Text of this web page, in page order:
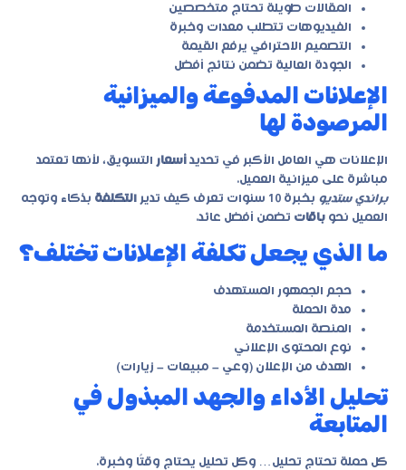
المقالات طويلة تحتاج متخصصين
الفيديوهات تتطلب معدات وخبرة
التصميم الاحترافي يرفع القيمة
الجودة العالية تضمن نتائج أفضل
الإعلانات المدفوعة والميزانية
المرصودة لها
الإعلانات هي العامل الأكبر في تحديد أسعار التسويق، لأنها تعتمد
مباشرة على ميزانية العميل.
براندي ستديو بخبرة 10 سنوات تعرف كيف تدير التكلفة بذكاء وتوجه
العميل نحو باقات تضمن أفضل عائد.
ما الذي يجعل تكلفة الإعلانات تختلف؟
حجم الجمهور المستهدف
مدة الحملة
المنصة المستخدمة
نوع المحتوى الإعلاني
الهدف من الإعلان (وعي – مبيعات – زيارات)
تحليل الأداء والجهد المبذول في
المتابعة
كل حملة تحتاج تحليل… وكل تحليل يحتاج وقتًا وخبرة.